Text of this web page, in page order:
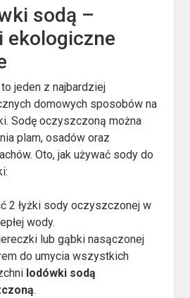
sodą –
ekologiczne
to jeden z najbardziej
domowych sposobów na
Sodę oczyszczoną można
plam, osadów oraz
Oto, jak używać sody do
2 łyżki sody oczyszczonej w
wody.
lub gąbki nasączonej
do umycia wszystkich
lodówki sodą
.